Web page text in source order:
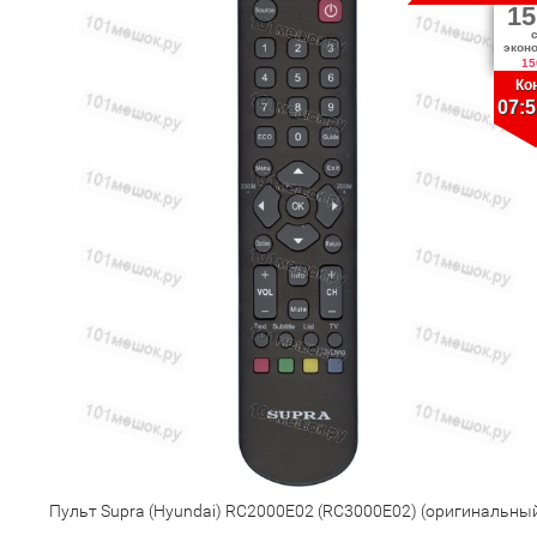
Пульт Supra (Hyundai) RC2000E02 (RC3000E02)
15